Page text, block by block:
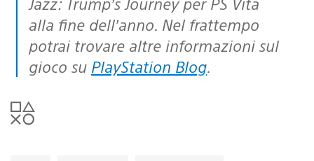
alla fine dell’anno. Nel frattempo
potrai trovare altre informazioni sul
gioco su PlayStation Blog.